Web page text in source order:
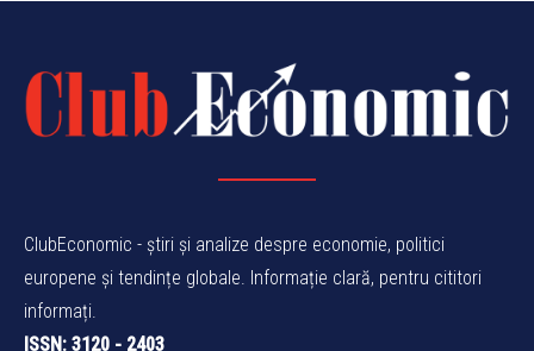
ClubEconomic - știri și analize despre economie, politici
europene și tendințe globale. Informație clară, pentru cititori
informați.
ISSN: 3120 - 2403